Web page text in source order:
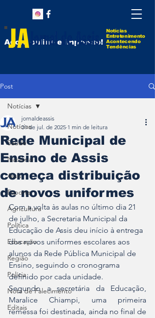
Notícias
Entretenimento
Acontecendo
Tendências
Agora online e impresso!
Post
Notícias
Saúde
Nacional
Assis
Esporte
Agricultura
Política
Educação
Região
Polícia
Nota de Falecimento
Editais
Notícias
Rede Municipal de
Ensino de Assis
começa distribuição
de novos uniformes
jornaldeassis
31 de jul. de 2025 1 min de leitura
Com a volta às aulas no último dia 21
de julho, a Secretaria Municipal da
Educação de Assis deu início à entrega
dos novos uniformes escolares aos
alunos da Rede Pública Municipal de
Ensino, seguindo o cronograma
definido por cada unidade.
Segundo a secretária da Educação,
Maralice Chiampi, uma primeira
remessa foi destinada, ainda no final de